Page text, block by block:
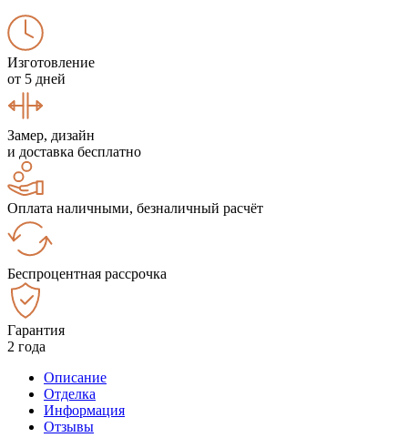
Изготовление
от 5 дней
Замер, дизайн
и доставка бесплатно
Оплата наличными, безналичный расчёт
Беспроцентная рассрочка
Гарантия
2 года
Описание
Отделка
Информация
Отзывы